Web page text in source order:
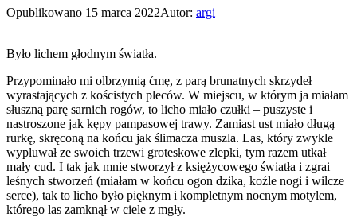
Opublikowano 15 marca 2022Autor: argi
Było lichem głodnym światła.
Przypominało mi olbrzymią ćmę, z parą brunatnych skrzydeł
wyrastających z kościstych pleców. W miejscu, w którym ja miałam
słuszną parę sarnich rogów, to licho miało czułki – puszyste i
nastroszone jak kępy pampasowej trawy. Zamiast ust miało długą
rurkę, skręconą na końcu jak ślimacza muszla. Las, który zwykle
wypluwał ze swoich trzewi groteskowe zlepki, tym razem utkał
mały cud. I tak jak mnie stworzył z księżycowego światła i zgrai
leśnych stworzeń (miałam w końcu ogon dzika, koźle nogi i wilcze
serce), tak to licho było pięknym i kompletnym nocnym motylem,
którego las zamknął w ciele z mgły.